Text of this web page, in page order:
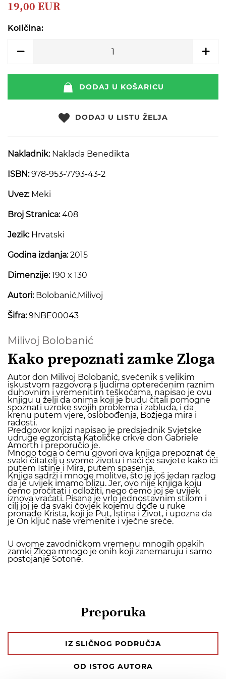
of
images
19,00 EUR
Količina:
DODAJ U KOŠARICU
DODAJ U LISTU ŽELJA
Nakladnik: Naklada Benedikta
ISBN:978-953-7793-43-2
Uvez:Meki
Broj Stranica:408
Jezik:Hrvatski
Godina izdanja:2015
Dimenzije:190 x 130
Autori:Bolobanić,Milivoj
Šifra:9NBE00043
Milivoj Bolobanić
Kako prepoznati zamke Zloga
Autor don Milivoj Bolobanić, svećenik s velikim
iskustvom razgovora s ljudima opterećenim raznim
duhovnim i vremenitim teškoćama, napisao je ovu
knjigu u želji da onima koji je budu čitali pomogne
spoznati uzroke svojih problema i zabluda, i da
krenu putem vjere, oslobođenja, Božjega mira i
radosti.
Predgovor knjizi napisao je predsjednik Svjetske
udruge egzorcista Katoličke crkve don Gabriele
Amorth i preporučio je.
Mnogo toga o čemu govori ova knjiga prepoznat će
svaki čitatelj u svome životu i naći će savjete kako ići
putem Istine i Mira, putem spasenja.
Knjiga sadrži i mnoge molitve, što je još jedan razlog
da je uvijek imamo blizu. Jer, ovo nije knjiga koju
ćemo pročitati i odložiti, nego ćemo joj se uvijek
iznova vraćati. Pisana je vrlo jednostavnim stilom i
cilj joj je da svaki čovjek kojemu dođe u ruke
pronađe Krista, koji je Put, Istina i Život, i upozna da
je On ključ naše vremenite i vječne sreće.
U ovome zavodničkom vremenu mnogih opakih
zamki Zloga mnogo je onih koji zanemaruju i samo
postojanje Sotone.
Preporuka
IZ SLIČNOG PODRUČJA
OD ISTOG AUTORA